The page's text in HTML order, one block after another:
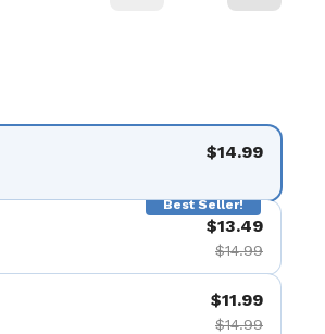
$14.99
Best Seller!
$13.49
$14.99
$11.99
$14.99